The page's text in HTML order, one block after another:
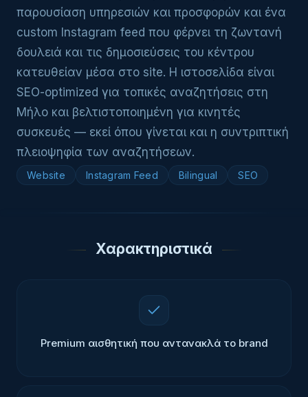
παρουσίαση υπηρεσιών και προσφορών και ένα
custom Instagram feed που φέρνει τη ζωντανή
δουλειά και τις δημοσιεύσεις του κέντρου
κατευθείαν μέσα στο site. Η ιστοσελίδα είναι
SEO-optimized για τοπικές αναζητήσεις στη
Μήλο και βελτιστοποιημένη για κινητές
συσκευές — εκεί όπου γίνεται και η συντριπτική
πλειοψηφία των αναζητήσεων.
Website Instagram Feed Bilingual SEO
Χαρακτηριστικά
Premium αισθητική που αντανακλά το brand